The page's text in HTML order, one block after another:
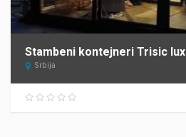
Stambeni kontejneri Trisic lux
Srbija